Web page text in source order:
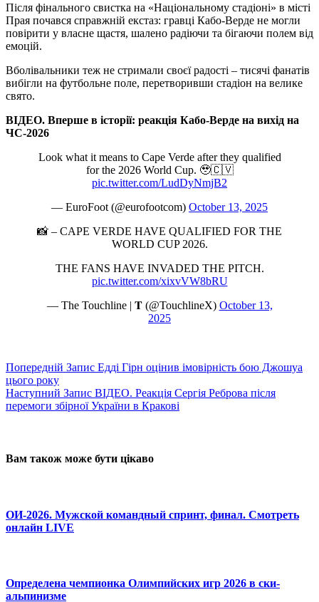
Після фінального свистка на «Національному стадіоні» в місті
Прая почався справжній екстаз: гравці Кабо-Верде не могли
повірити у власне щастя, шалено радіючи та бігаючи полем від
емоцій.
Вболівальники теж не стримали своєї радості – тисячі фанатів
вибігли на футбольне поле, перетворивши стадіон на велике
свято.
ВІДЕО. Вперше в історії: реакція Кабо-Верде на вихід на
ЧС-2026
Look what it means to Cape Verde after they qualified
for the 2026 World Cup. 🥹🇨🇻
pic.twitter.com/LudDyNmjB2
— EuroFoot (@eurofootcom) October 13, 2025
📸 – CAPE VERDE HAVE QUALIFIED FOR THE
WORLD CUP 2026.
THE FANS HAVE INVADED THE PITCH.
pic.twitter.com/xixvVW8bRU
— The Touchline | 𝐓 (@TouchlineX) October 13,
2025
Попередній Запис Едді Гірн оцінив імовірність бою Джошуа
цього року
Наступний Запис ВІДЕО. Реакція Сергія Реброва після
перемоги збірної України в Кракові
Вам також може бути цікаво
ОИ-2026. Мужской командный спринт, финал. Смотреть
онлайн LIVE
Определена чемпионка Олимпийских игр 2026 в ски-
альпинизме